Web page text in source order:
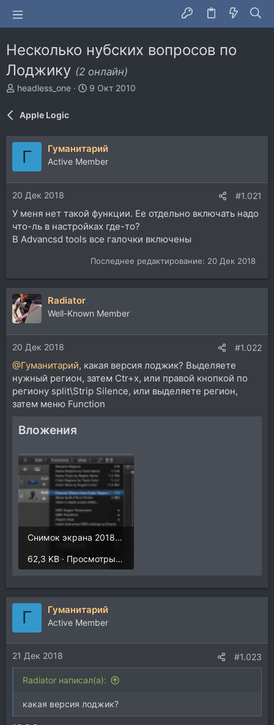
Несколько нубских вопросов по
Лоджику (2 онлайн)
А
р
т
headless_one
Д
н
а
ч
9 Окт 2010
Apple Logic
Г Гуманитарий
Active Member
20 Дек 2018 #1.021
У меня нет такой функции. Ее отдельно включать надо
что-ль в настройках где-то?
В Advancsd tools все галочки включены
Последнее редактирование: 20 Дек 2018
Radiator
Well-Known Member
20 Дек 2018 #1.022
@Гуманитарий, какая версия лоджик? Выделяете
нужный регион, затем Ctr+x, или правой кнопкой по
региону split\Strip Silence, или выделяете регион,
затем меню Function
Вложения
Снимок экрана 2018-12-21 в 1.12.10.png
62,3 KB · Просмотры: 560
Г Гуманитарий
Active Member
21 Дек 2018 #1.023
Radiator написал(а):
какая версия лоджик?